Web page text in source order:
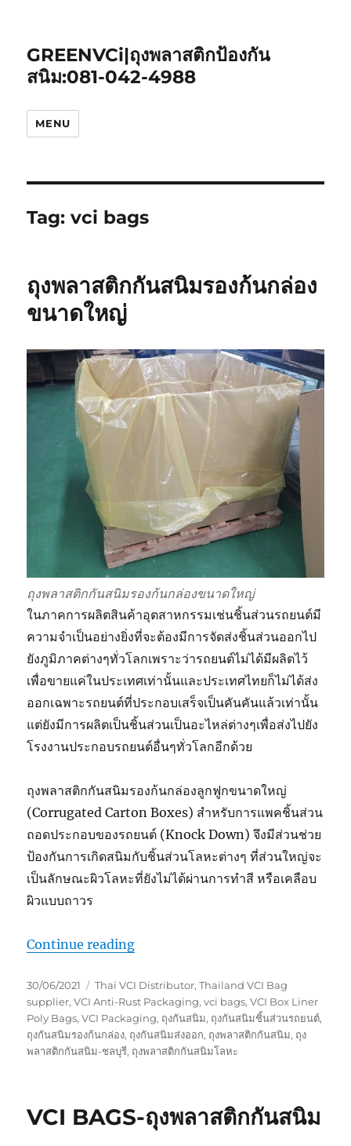
GREENVCi|ถุงพลาสติกป้องกัน
สนิม:081-042-4988
MENU
Tag:vci bags
ถุงพลาสติกกันสนิมรองก้นกล่อง
ขนาดใหญ่
ถุงพลาสติกกันสนิมรองก้นกล่องขนาดใหญ่
ในภาคการผลิตสินค้าอุตสาหกรรมเช่นชิ้นส่วนรถยนต์มี
ความจำเป็นอย่างยิ่งที่จะต้องมีการจัดส่งชิ้นส่วนออกไป
ยังภูมิภาคต่างๆทั่วโลกเพราะว่ารถยนต์ไม่ได้มีผลิตไว้
เพื่อขายแค่ในประเทศเท่านั้นและประเทศไทยก็ไม่ได้ส่ง
ออกเฉพาะรถยนต์ที่ประกอบเสร็จเป็นคันคันแล้วเท่านั้น
แต่ยังมีการผลิตเป็นชิ้นส่วนเป็นอะไหล่ต่างๆเพื่อส่งไปยัง
โรงงานประกอบรถยนต์อื่นๆทั่วโลกอีกด้วย
ถุงพลาสติกกันสนิมรองก้นกล่องลูกฟูกขนาดใหญ่
(Corrugated Carton Boxes) สำหรับการแพคชิ้นส่วน
ถอดประกอบของรถยนต์ (Knock Down) จึงมีส่วนช่วย
ป้องกันการเกิดสนิมกับชิ้นส่วนโลหะต่างๆ ที่ส่วนใหญ่จะ
เป็นลักษณะผิวโลหะที่ยังไม่ได้ผ่านการทำสี หรือเคลือบ
ผิวแบบถาวร
Continue reading“ถุงพลาสติกกันสนิมรองก้นกล่องขนาด
Posted
on
30/06/2021 Tags
Thai VCI Distributor,Thailand VCI Bag
supplier,VCI Anti-Rust Packaging,vci bags,VCI Box Liner
Poly Bags,VCI Packaging, ถุงกันสนิม, ถุงกันสนิมชิ้นส่วนรถยนต์,
ถุงกันสนิมรองก้นกล่อง, ถุงกันสนิมส่งออก, ถุงพลาสติกกันสนิม, ถุง
พลาสติกกันสนิม-ชลบุรี, ถุงพลาสติกกันสนิมโลหะ
VCI BAGS-ถุงพลาสติกกันสนิม